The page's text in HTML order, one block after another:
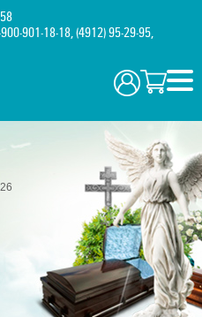
901-18-18,(4912) 95-29-95,